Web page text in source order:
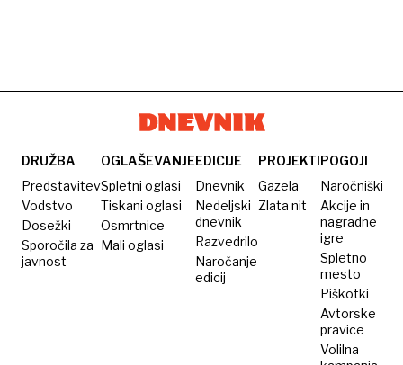
DRUŽBA
Predstavitev
Vodstvo
Dosežki
Sporočila za
javnost
OGLAŠEVANJE
Spletni oglasi
Tiskani oglasi
Osmrtnice
Mali oglasi
EDICIJE
Dnevnik
Nedeljski
dnevnik
Razvedrilo
Naročanje
edicij
PROJEKTI
Gazela
Zlata nit
POGOJI
Naročniški
Akcije in
nagradne
igre
Spletno
mesto
Piškotki
Avtorske
pravice
Volilna